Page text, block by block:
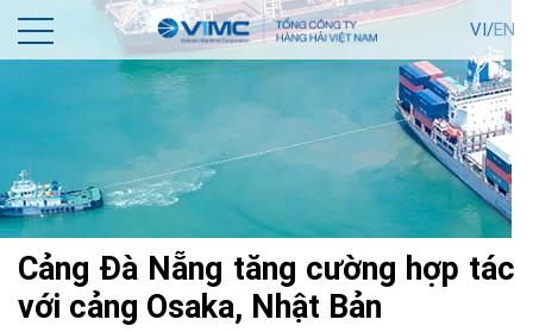
VI/EN
Cảng Đà Nẵng tăng cường hợp tác
với cảng Osaka, Nhật Bản